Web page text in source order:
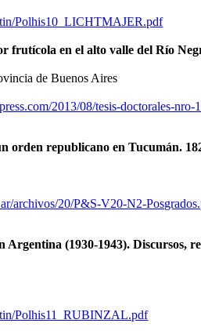
Polhis10_LICHTMAJER.pdf
frutícola en el alto valle del Río
de Buenos Aires
2013/08/tesis-doctorales-nro-
orden republicano en Tucumán.
archivos/20/P&S-V20-N2-
Argentina (1930-1943). Discursos,
Polhis11_RUBINZAL.pdf